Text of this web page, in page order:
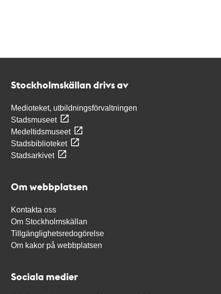
Stockholmskällan drivs av
Medioteket, utbildningsförvaltningen
Stadsmuseet
Medeltidsmuseet
Stadsbiblioteket
Stadsarkivet
Om webbplatsen
Kontakta oss
Om Stockholmskällan
Tillgänglighetsredogörelse
Om kakor på webbplatsen
Sociala medier